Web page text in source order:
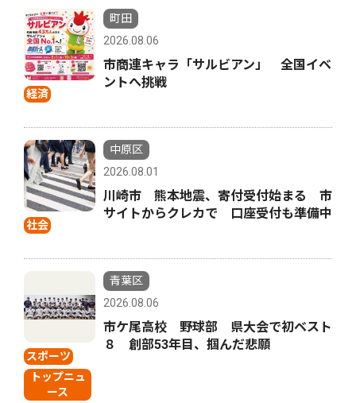
経済
町田
2026.08.06
市商連キャラ「サルビアン」 全国イベ
ントへ挑戦
社会
中原区
2026.08.01
川崎市 熊本地震、寄付受付始まる 市
サイトからクレカで 口座受付も準備中
スポーツ
トップニュ
ース
青葉区
2026.08.06
市ケ尾高校 野球部 県大会で初ベスト
８ 創部53年目、掴んだ悲願